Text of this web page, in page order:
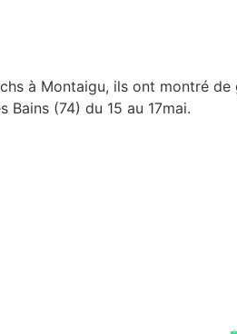
à Montaigu, ils ont montré de
(74) du 15 au 17mai.